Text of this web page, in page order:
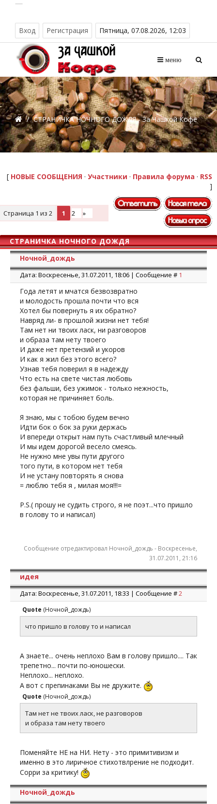
Вход Регистрация Пятница, 07.08.2026, 12:03
меню
/ СТРАНИЧКА НОЧНОГО ДОЖДЯ - За Чашкой Кофе
[ НОВЫЕ СООБЩЕНИЯ · Участники · Правила форума · RSS
]
Страница 1 из 2 1 2 »
СТРАНИЧКА НОЧНОГО ДОЖДЯ
Ночной_дождь
Дата: Воскресенье, 31.07.2011, 18:06 | Сообщение # 1
Года летят и мчатся безвозвратно
и молодость прошла почти что вся
Хотел бы повернуть я их обратно?
Навряд ли- в прошлой жизни нет тебя!
Там нет ни твоих ласк, ни разговоров
и образа там нету твоего
И даже нет претензий и укоров
И как я жил без этого всего?
Узнав тебя поверил я в надежду
Что есть на свете чистая любовь
без фальши, без ужимок - только нежность,
которая не причиняет боль.
Я знаю, мы с тобою будем вечно
Идти бок о бок за руки держась
И впереди открыт нам путь счастливый млечный
И мы идем дорогой весело смеясь.
Не нужно мне увы пути другого
того пути, в котором нет тебя
И не устану повторять я снова
= люблю тебя я , милая моя!!!=
P.S.( прошу не судить строго, я не поэт...что пришло
в голову то и написал)
Сообщение отредактировал Ночной_дождь - Воскресенье,
31.07.2011, 21:16
идея
Дата: Воскресенье, 31.07.2011, 18:33 | Сообщение #2
Quote (Ночной_дождь)
что пришло в голову то и написал
А знаете... очень неплохо Вам в голову пришло.... Так
трепетно... почти по-юношески.
Неплохо... неплохо.
А вот с препинаками Вы не дружите.
Quote (Ночной_дождь)
Там нет не твоих ласк, не разговоров
и образа там нету твоего
Поменяйте НЕ на НИ. Нету - это примитивизм и
именно в это лиричное стихотвлрение не подходит.
Сорри за критику!
Ночной_дождь